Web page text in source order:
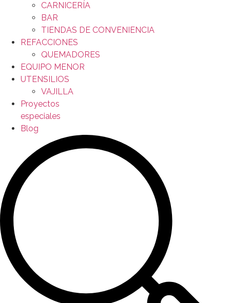
CARNICERÍA
BAR
TIENDAS DE CONVENIENCIA
REFACCIONES
QUEMADORES
EQUIPO MENOR
UTENSILIOS
VAJILLA
Proyectos
especiales
Blog